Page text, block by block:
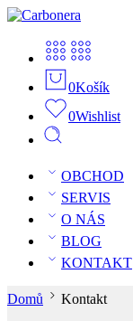
0Košík
0Wishlist
OBCHOD
SERVIS
O NÁS
BLOG
KONTAKT
Domů Kontakt